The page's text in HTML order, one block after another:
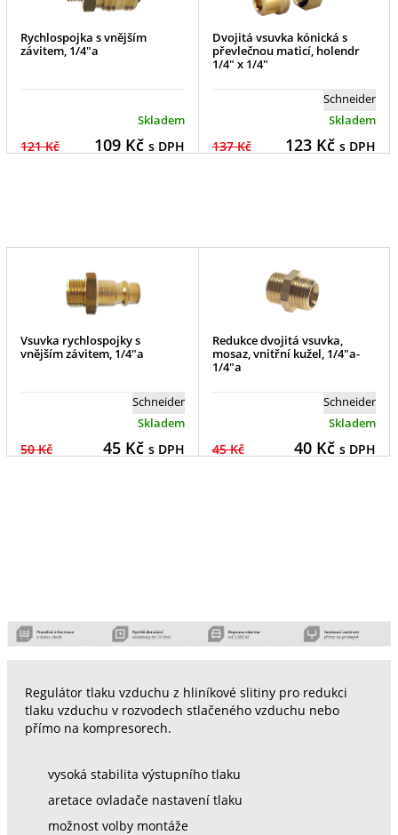
Rychlospojka s vnějším
závitem, 1/4"a
Skladem
121 Kč 109Kč s DPH
Dvojitá vsuvka kónická s
převlečnou maticí, holendr
1/4" x 1/4"
Schneider
Skladem
137 Kč 123Kč s DPH
Vsuvka rychlospojky s
vnějším závitem, 1/4"a
Schneider
Skladem
50 Kč 45Kč s DPH
Redukce dvojitá vsuvka,
mosaz, vnitřní kužel, 1/4"a-
1/4"a
Schneider
Skladem
45 Kč 40Kč s DPH
Regulátor tlaku vzduchu z hliníkové slitiny pro redukci
tlaku vzduchu v rozvodech stlačeného vzduchu nebo
přímo na kompresorech.
vysoká stabilita výstupního tlaku
aretace ovladače nastavení tlaku
možnost volby montáže